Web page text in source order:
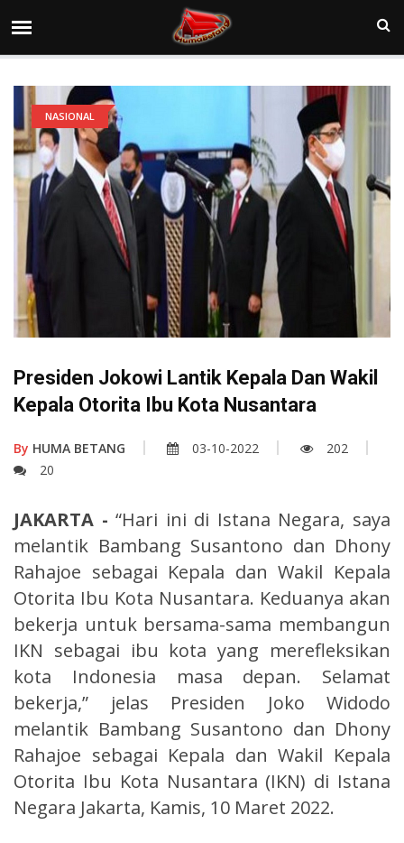
NASIONAL
Presiden Jokowi Lantik Kepala Dan Wakil
Kepala Otorita Ibu Kota Nusantara
By HUMA BETANG 03-10-2022
202
20
JAKARTA -“Hari ini di Istana Negara, saya
melantik Bambang Susantono dan Dhony
Rahajoe sebagai Kepala dan Wakil Kepala
Otorita Ibu Kota Nusantara. Keduanya akan
bekerja untuk bersama-sama membangun
IKN sebagai ibu kota yang merefleksikan
kota Indonesia masa depan. Selamat
bekerja,” jelas Presiden Joko Widodo
melantik Bambang Susantono dan Dhony
Rahajoe sebagai Kepala dan Wakil Kepala
Otorita Ibu Kota Nusantara (IKN) di Istana
Negara Jakarta, Kamis, 10 Maret 2022.